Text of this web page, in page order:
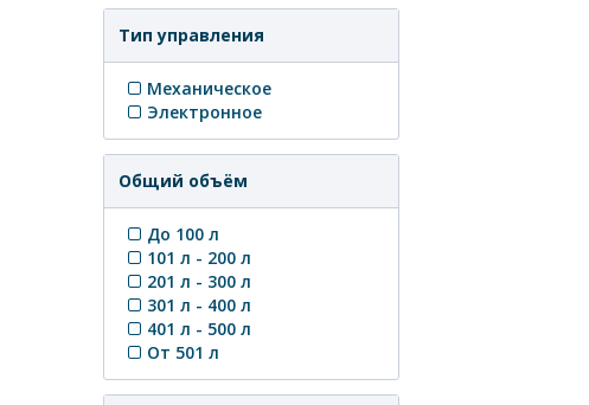
Тип управления
Механическое
Электронное
Общий объём
До 100 л
101 л - 200 л
201 л - 300 л
301 л - 400 л
401 л - 500 л
От 501 л